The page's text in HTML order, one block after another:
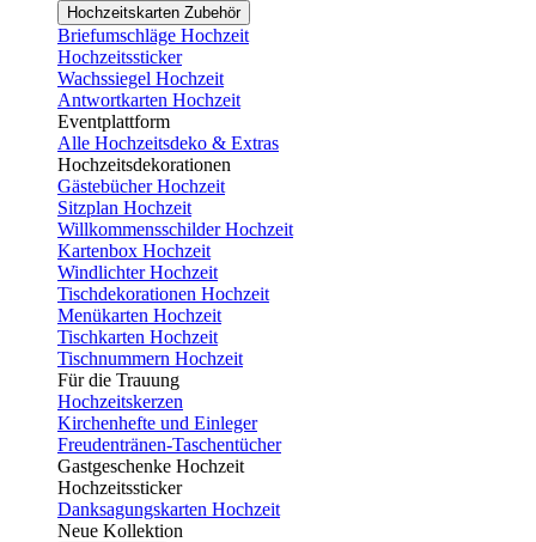
Hochzeitskarten Zubehör
Briefumschläge Hochzeit
Hochzeitssticker
Wachssiegel Hochzeit
Antwortkarten Hochzeit
Eventplattform
Alle Hochzeitsdeko & Extras
Hochzeitsdekorationen
Gästebücher Hochzeit
Sitzplan Hochzeit
Willkommensschilder Hochzeit
Kartenbox Hochzeit
Windlichter Hochzeit
Tischdekorationen Hochzeit
Menükarten Hochzeit
Tischkarten Hochzeit
Tischnummern Hochzeit
Für die Trauung
Hochzeitskerzen
Kirchenhefte und Einleger
Freudentränen-Taschentücher
Gastgeschenke Hochzeit
Hochzeitssticker
Danksagungskarten Hochzeit
Neue Kollektion